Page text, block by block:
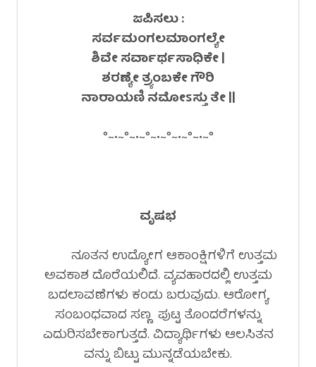
ಜಪಿಸಲು :
ಸರ್ವಮಂಗಲಮಾಂಗಲ್ಯೇ
ಶಿವೇ ಸರ್ವಾರ್ಥಸಾಧಿಕೇ |
ಶರಣ್ಯೇ ತ್ರ್ಯಂಬಕೇ ಗೌರಿ
ನಾರಾಯಣಿ ನಮೋಽಸ್ತು ತೇ ||
°~•~°~•~°~•~°~•~°~•~°
ವೃಷಭ
ನೂತನ ಉದ್ಯೋಗ ಆಕಾಂಕ್ಷಿಗಳಿಗೆ ಉತ್ತಮ
ಅವಕಾಶ ದೊರೆಯಲಿದೆ. ವ್ಯವಹಾರದಲ್ಲಿ ಉತ್ತಮ
ಬದಲಾವಣೆಗಳು ಕಂಡು ಬರುವುದು. ಆರೋಗ್ಯ
ಸಂಬಂಧವಾದ ಸಣ್ಣ ಪುಟ್ಟ ತೊಂದರೆಗಳನ್ನು
ಎದುರಿಸಬೇಕಾಗುತ್ತದೆ. ವಿದ್ಯಾರ್ಥಿಗಳು ಆಲಸಿತನ
ವನ್ನು ಬಿಟ್ಟು ಮುನ್ನಡೆಯಬೇಕು.